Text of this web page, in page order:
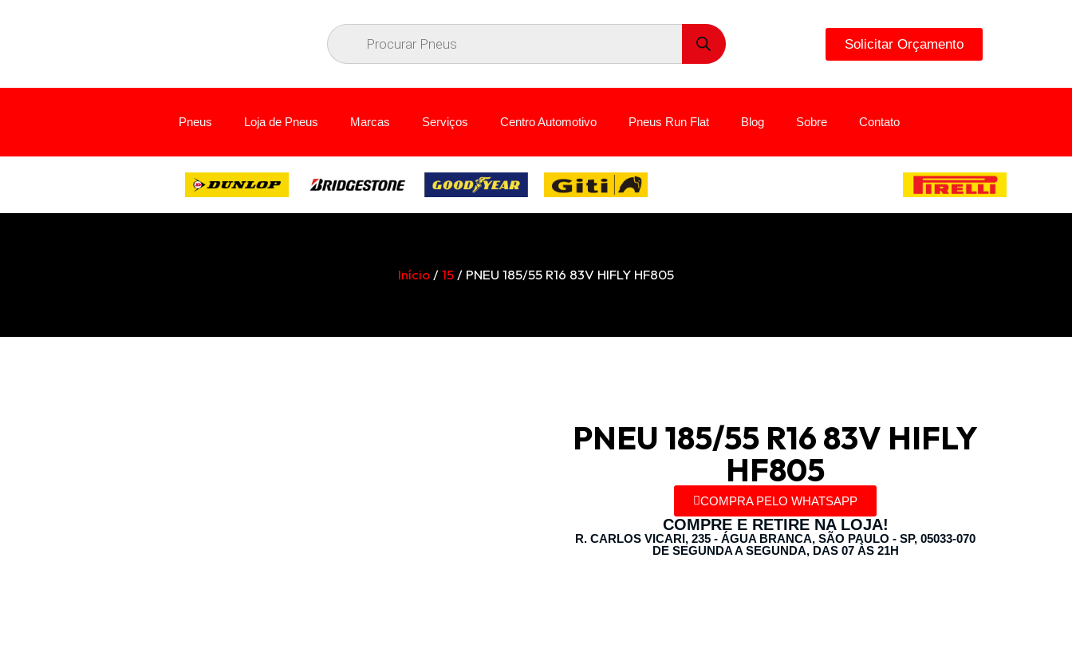
Solicitar Orçamento
Pneus Loja de Pneus Marcas Serviços Centro Automotivo Pneus Run Flat Blog Sobre Contato
Início /15 / PNEU 185/55 R16 83V HIFLY HF805
PNEU 185/55 R16 83V HIFLY
HF805
COMPRA PELO WHATSAPP
COMPRE E RETIRE NA LOJA!
R. CARLOS VICARI, 235 - ÁGUA BRANCA, SÃO PAULO - SP, 05033-070
DE SEGUNDA A SEGUNDA, DAS 07 ÀS 21H